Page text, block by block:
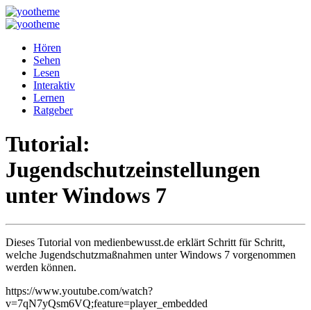
Hören
Sehen
Lesen
Interaktiv
Lernen
Ratgeber
Tutorial:
Jugendschutzeinstellungen
unter Windows 7
Dieses Tutorial von medienbewusst.de erklärt Schritt für Schritt,
welche Jugendschutzmaßnahmen unter Windows 7 vorgenommen
werden können.
https://www.youtube.com/watch?
v=7qN7yQsm6VQ;feature=player_embedded